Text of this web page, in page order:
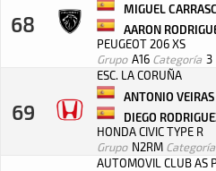
68
MIGUEL
AARON
PEUGEOT 206 XS
Grupo A16 Categoría 3
69
ESC. LA CORUÑA
ANTONIO VEIRAS
DIEGO
HONDA CIVIC TYPE R
Grupo N2RM Categoría
AUTOMOVIL CLUB AS